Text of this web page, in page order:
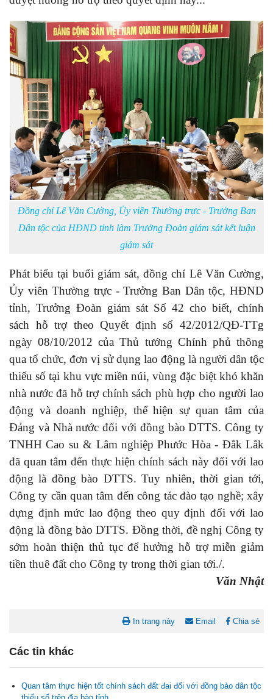
Đồng chí Lê Văn Cường, Ủy viên Thường trực - Trưởng Ban
Dân tộc của HĐND tỉnh làm Trưởng Đoàn giám sát kết luận
giám sát
Phát biểu tại buổi giám sát, đồng chí Lê Văn Cường,
Ủy viên Thường trực - Trưởng Ban Dân tộc, HĐND
tỉnh, Trưởng Đoàn giám sát Số 42 cho biết, chính
sách hỗ trợ theo Quyết định số 42/2012/QĐ-TTg
ngày 08/10/2012 của Thủ tướng Chính phủ thông
qua tổ chức, đơn vị sử dụng lao động là người dân tộc
thiểu số tại khu vực miền núi, vùng đặc biệt khó khăn
nhà nước đã hỗ trợ chính sách phù hợp cho người lao
động và doanh nghiệp, thể hiện sự quan tâm của
Đảng và Nhà nước đối với đồng bào DTTS. Công ty
TNHH Cao su & Lâm nghiệp Phước Hòa - Đắk Lắk
đã quan tâm đến thực hiện chính sách này đối với lao
động là đồng bào DTTS. Tuy nhiên, thời gian tới,
Công ty cần quan tâm đến công tác đào tạo nghề; xây
dựng định mức lao động theo quy định đối với lao
động là đồng bào DTTS. Đồng thời, đề nghị Công ty
sớm hoàn thiện thủ tục để hưởng hỗ trợ miễn giảm
tiền thuê đất cho Công ty trong thời gian tới./.
Văn Nhật
In trang này Email Chia sẻ
Các tin khác
Quan tâm thực hiện tốt chính sách đất đai đối với đồng bào dân tộc